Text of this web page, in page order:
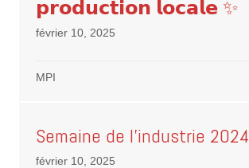
𝗽𝗿𝗼𝗱𝘂𝗰𝘁𝗶𝗼𝗻 𝗹𝗼𝗰𝗮𝗹𝗲 ✨
février 10, 2025
MPI
Semaine de l’industrie 2024
février 10, 2025